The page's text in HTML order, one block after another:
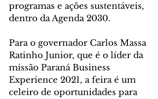
programas e ações sustentáveis,
dentro da Agenda 2030.
Para o governador Carlos Massa
Ratinho Junior, que é o líder da
missão Paraná Business
Experience 2021, a feira é um
celeiro de oportunidades para